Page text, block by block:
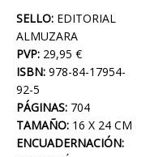
SELLO: EDITORIAL
ALMUZARA
PVP: 29,95 €
ISBN: 978-84-17954-
92-5
PÁGINAS: 704
TAMAÑO: 16 X 24 CM
ENCUADERNACIÓN: